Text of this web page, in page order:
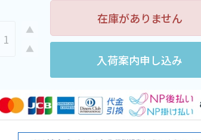
在庫がありません
入荷案内申し込み